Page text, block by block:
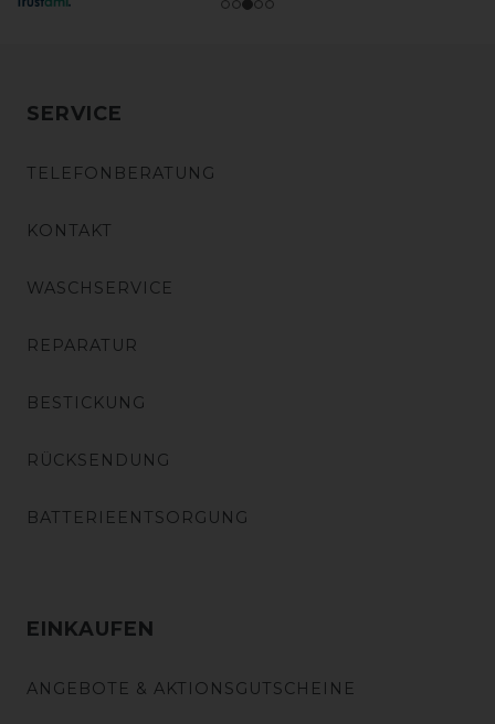
SERVICE
TELEFONBERATUNG
KONTAKT
WASCHSERVICE
REPARATUR
BESTICKUNG
RÜCKSENDUNG
BATTERIEENTSORGUNG
EINKAUFEN
ANGEBOTE & AKTIONSGUTSCHEINE